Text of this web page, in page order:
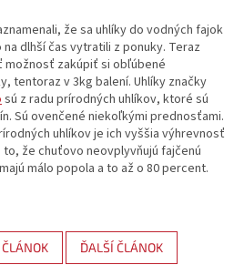
že sa uhlíky do vodných fajok
dlhší čas vytratili z ponuky. Teraz
možnosť zakúpiť si obľúbené
tentoraz v 3kg balení. Uhlíky značky
sú z radu prírodných uhlíkov, ktoré sú
Sú ovenčené niekoľkými prednosťami.
uhlíkov je ich vyššia výhrevnosť
to, že chuťovo neovplyvňujú fajčenú
málo popola a to až o 80 percent.
ĎALŠÍ ČLÁNOK